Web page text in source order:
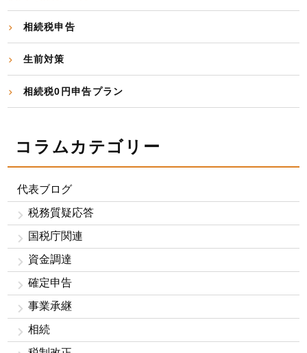
相続税申告
生前対策
相続税0円申告プラン
コラムカテゴリー
代表ブログ
税務質疑応答
国税庁関連
資金調達
確定申告
事業承継
相続